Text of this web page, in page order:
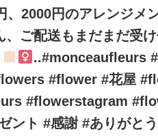
、2000円のアレンジメ
ご配送もまだまだ受
..#monceaufleurs
#flower #花屋
#flowerstagram
ント #感謝 #ありがとう